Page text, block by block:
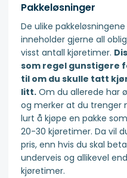
Pakkeløsninger
De ulike
inneholder gjerne all
visst antall kjøretimer.
som regel gunstigere
til om du skulle tatt
litt. Om du allerede har
og merker at du
lurt å kjøpe en pakke
20-30 kjøretimer. Da vil
pris, enn hvis du skal
underveis og allikevel
kjøretimer.